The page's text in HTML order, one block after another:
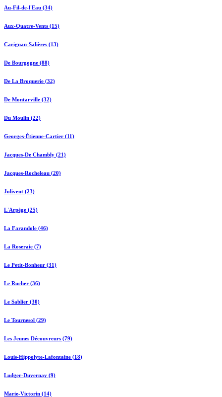
Au-Fil-de-l'Eau (34)
Aux-Quatre-Vents (15)
Carignan-Salières (13)
De Bourgogne (88)
De La Broquerie (32)
De Montarville (32)
Du Moulin (22)
Georges-Étienne-Cartier (11)
Jacques-De Chambly (21)
Jacques-Rocheleau (20)
Jolivent (23)
L'Arpège (25)
La Farandole (46)
La Roseraie (7)
Le Petit-Bonheur (31)
Le Rucher (36)
Le Sablier (30)
Le Tournesol (29)
Les Jeunes Découvreurs (79)
Louis-Hippolyte-Lafontaine (18)
Ludger-Duvernay (9)
Marie-Victorin (14)